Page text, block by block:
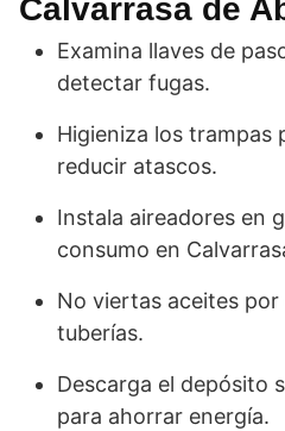
Calvarrasa de
Examina llaves de
detectar fugas.
Higieniza los trampas
reducir atascos.
Instala aireadores en
consumo en
No viertas aceites
tuberías.
Descarga el depósito
para ahorrar energía.